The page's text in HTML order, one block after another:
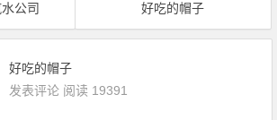
公司
好吃的帽子
好吃的帽子
发表评论 阅读 19391